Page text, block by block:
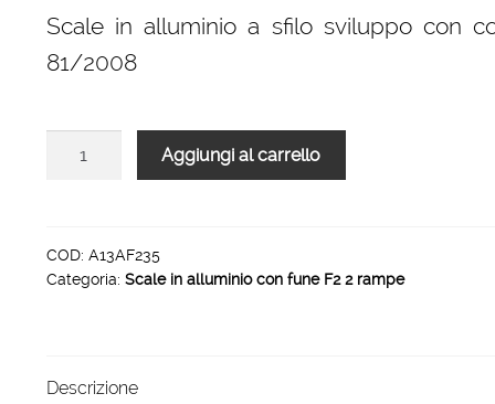
originale
attuale
Scale in alluminio a sfilo sviluppo con
81/2008
sfilo
con
rampe
Aggiungi al carrello
COD: A13AF235
Categoria: Scale in alluminio con fune F2 2 rampe
Descrizione